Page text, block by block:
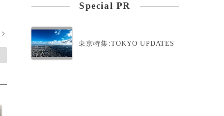
>
Special PR
東京特集:TOKYO UPDATES